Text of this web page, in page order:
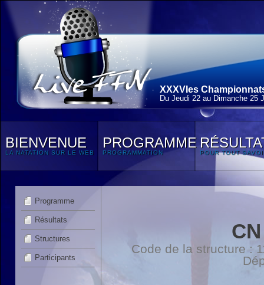
XXXVIes
Du Jeudi 22 au Dimanche 25
BIENVENUE
LA NATATION SUR LE WEB
PROGRAMME
PROGRAMMATION POUR TOUT
Programme
Résultats
Structures
Participants
Code de la structure :